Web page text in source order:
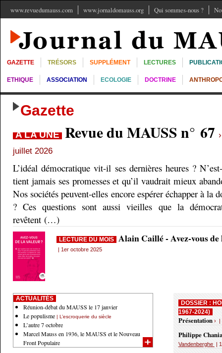
www.revuedumauss.com www.jornaldomauss.org Qui sommes-nous ?
GAZETTE TRÉSORS SUPPLÉMENT LECTURES
ETHIQUE ASSOCIATION ECOLOGIE DOCTRINE
Gazette
A LA UNE Revue du MAUSS n° 67
juillet 2026
L’idéal démocratique vit-il ses dernières heures ?
tient jamais ses promesses et qu’il vaudrait mieux
Nos sociétés peuvent-elles encore espérer échapper à la
? Ces questions sont aussi vieilles que la
revêtent (…)
LECTURE DU MOIS Alain Caillé - Avez-vous
| 1er octobre 2025
DOSSIER :
1967-2024)
Présentation › |
Philippe
Vandenberghe |
ACTUALITÉS
Réunion-débat du MAUSS le 17 janvier
Le populisme | L’escroquerie du siècle
L’autre 7 octobre
Marcel Mauss en 1936, le MAUSS et le Nouveau
Front Populaire